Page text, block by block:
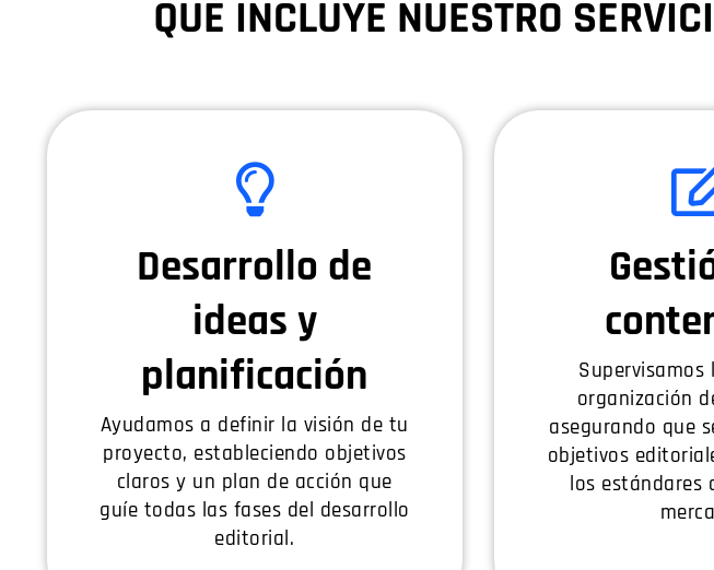
QUÉ INCLUYE NUESTRO
Desarrollo de
ideas y
planificación
Ayudamos a definir la visión de tu
proyecto, estableciendo objetivos
claros y un plan de acción que
guíe todas las fases del desarrollo
editorial.
Supervisamos
organización
asegurando que
objetivos
los estándares